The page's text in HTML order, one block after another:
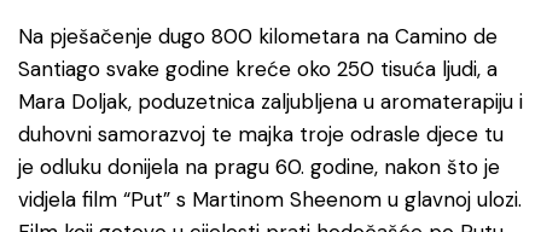
Na pješačenje dugo 800 kilometara na Camino de
Santiago svake godine kreće oko 250 tisuća ljudi, a
Mara Doljak, poduzetnica zaljubljena u aromaterapiju i
duhovni samorazvoj te majka troje odrasle djece tu
je odluku donijela na pragu 60. godine, nakon što je
vidjela film “Put” s Martinom Sheenom u glavnoj ulozi.